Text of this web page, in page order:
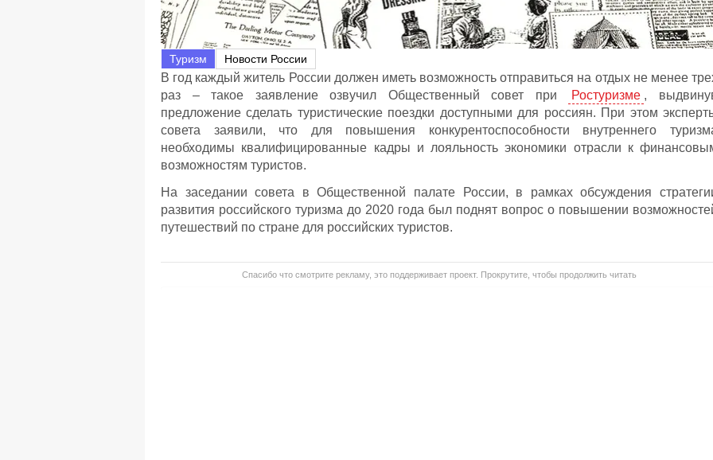
Туризм Новости России
В год каждый житель России должен иметь возможность отправиться на отдых не менее
раз – такое заявление озвучил Общественный совет при
Ростуризме ,
предложение сделать туристические поездки доступными для россиян. При этом
совета заявили, что для повышения конкурентоспособности внутреннего
необходимы квалифицированные кадры и лояльность экономики отрасли к
возможностям туристов.
На заседании совета в Общественной палате России, в рамках обсуждения
развития российского туризма до 2020 года был поднят вопрос о повышении
путешествий по стране для российских туристов.
Спасибо что смотрите рекламу, это поддерживает проект. Прокрутите, чтобы продолжить читать